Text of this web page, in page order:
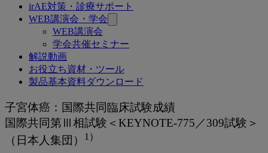
irAE対策・診療サポート
WEB講演会・学会
WEB講演会
学会共催セミナー
解説動画
お役立ち資材・ツール
製品基本資料ダウンロード
KEYNOTE-
775
／
子宮体癌：国際共同臨床試験成績
国際共同第Ⅲ相試験＜KEYNOTE-775／309試験＞
（日本人集団）
1）